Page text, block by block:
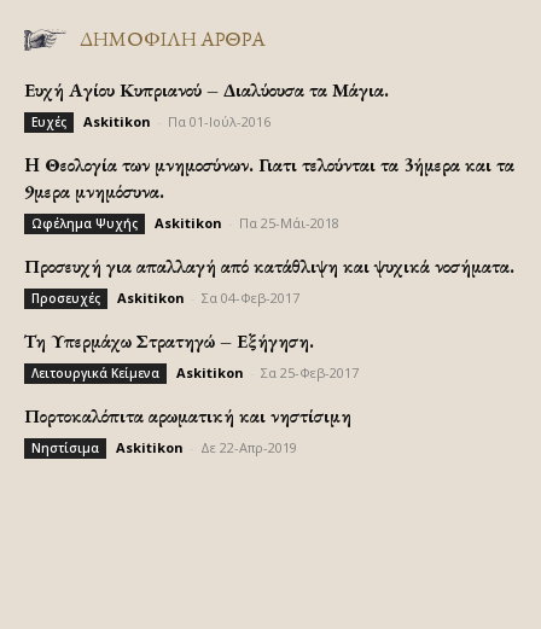
ΔΗΜΟΦΙΛΗ ΑΡΘΡΑ
Ευχή Αγίου Κυπριανού – Διαλύουσα τα Μάγια.
Ευχές Askitikon Πα 01-Ιούλ-2016
H Θεολογία των μνημοσύνων. Γιατι τελούνται τα 3ήμερα και τα
9μερα μνημόσυνα.
Ωφέλημα Ψυχής Askitikon Πα 25-Μάι-2018
Προσευχή για απαλλαγή από κατάθλιψη και ψυχικά νοσήματα.
Προσευχές Askitikon Σα 04-Φεβ-2017
Τη Υπερμάχω Στρατηγώ – Εξήγηση.
Λειτουργικά Κείμενα Askitikon Σα 25-Φεβ-2017
Πορτοκαλόπιτα αρωματική και νηστίσιμη
Νηστίσιμα Askitikon Δε 22-Απρ-2019